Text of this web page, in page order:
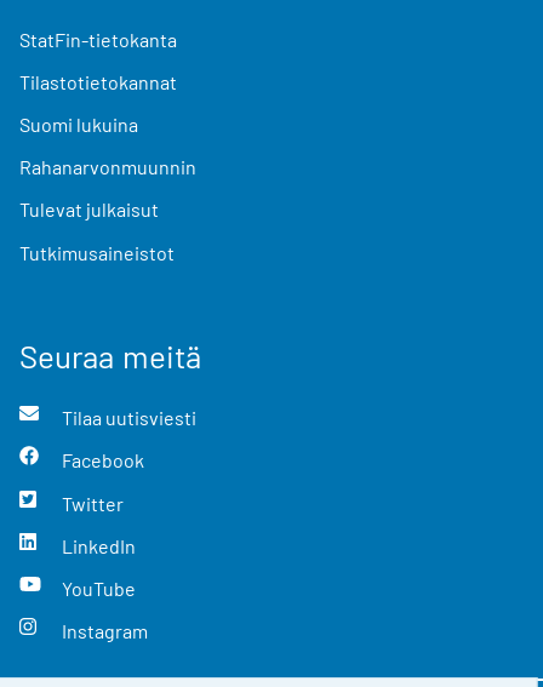
StatFin-tietokanta
Tilastotietokannat
Suomi lukuina
Rahanarvonmuunnin
Tulevat julkaisut
Tutkimusaineistot
Seuraa meitä
Tilaa uutisviesti
Facebook
Twitter
LinkedIn
YouTube
Instagram